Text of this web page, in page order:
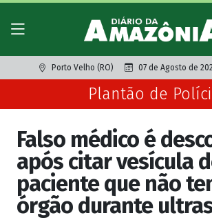
Porto Velho (RO) 07 de Agosto de
Plantão de
Falso médico é
após citar vesícula
paciente que não
órgão durante